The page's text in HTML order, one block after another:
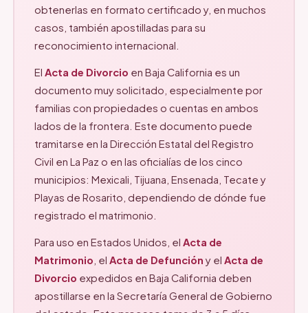
obtenerlas en formato certificado y, en muchos
casos, también apostilladas para su
reconocimiento internacional.
El Acta de Divorcio en Baja California es un
documento muy solicitado, especialmente por
familias con propiedades o cuentas en ambos
lados de la frontera. Este documento puede
tramitarse en la Dirección Estatal del Registro
Civil en La Paz o en las oficialías de los cinco
municipios: Mexicali, Tijuana, Ensenada, Tecate y
Playas de Rosarito, dependiendo de dónde fue
registrado el matrimonio.
Para uso en Estados Unidos, el Acta de
Matrimonio , el Acta de Defunción y el Acta de
Divorcio expedidos en Baja California deben
apostillarse en la Secretaría General de Gobierno